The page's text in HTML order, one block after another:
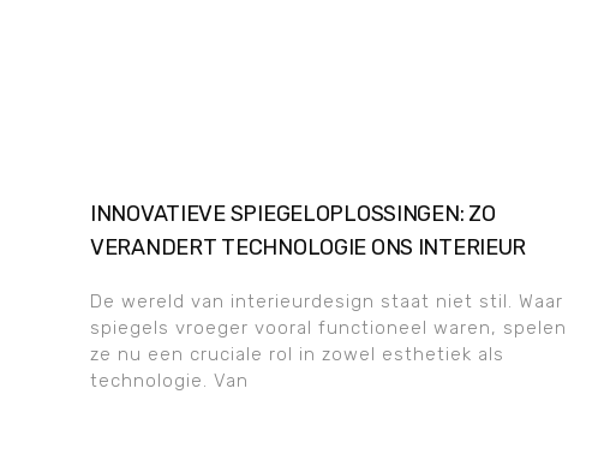
INNOVATIEVE SPIEGELOPLOSSINGEN: ZO
VERANDERT TECHNOLOGIE ONS INTERIEUR
De wereld van interieurdesign staat niet stil. Waar
spiegels vroeger vooral functioneel waren, spelen
ze nu een cruciale rol in zowel esthetiek als
technologie. Van